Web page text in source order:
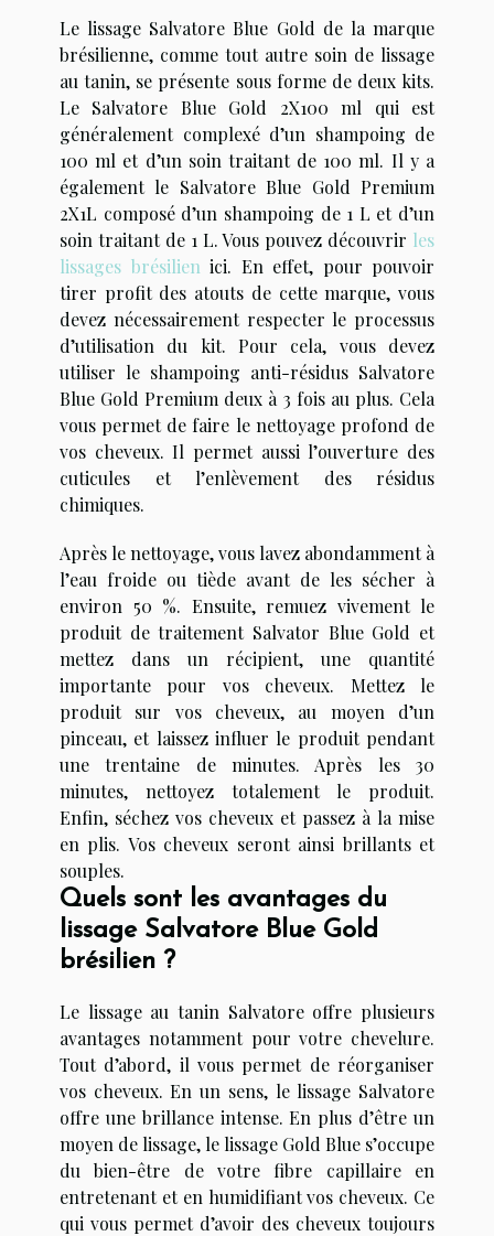
Le lissage Salvatore Blue Gold de la marque
brésilienne, comme tout autre soin de lissage
au tanin, se présente sous forme de deux kits.
Le Salvatore Blue Gold 2X100 ml qui est
généralement complexé d’un shampoing de
100 ml et d’un soin traitant de 100 ml. Il y a
également le Salvatore Blue Gold Premium
2X1L composé d’un shampoing de 1 L et d’un
soin traitant de 1 L. Vous pouvez découvrir les
lissages brésilien ici. En effet, pour pouvoir
tirer profit des atouts de cette marque, vous
devez nécessairement respecter le processus
d’utilisation du kit. Pour cela, vous devez
utiliser le shampoing anti-résidus Salvatore
Blue Gold Premium deux à 3 fois au plus. Cela
vous permet de faire le nettoyage profond de
vos cheveux. Il permet aussi l’ouverture des
cuticules et l’enlèvement des résidus
chimiques.
Après le nettoyage, vous lavez abondamment à
l’eau froide ou tiède avant de les sécher à
environ 50 %. Ensuite, remuez vivement le
produit de traitement Salvator Blue Gold et
mettez dans un récipient, une quantité
importante pour vos cheveux. Mettez le
produit sur vos cheveux, au moyen d’un
pinceau, et laissez influer le produit pendant
une trentaine de minutes. Après les 30
minutes, nettoyez totalement le produit.
Enfin, séchez vos cheveux et passez à la mise
en plis. Vos cheveux seront ainsi brillants et
souples.
Quels sont les avantages du
lissage Salvatore Blue Gold
brésilien ?
Le lissage au tanin Salvatore offre plusieurs
avantages notamment pour votre chevelure.
Tout d’abord, il vous permet de réorganiser
vos cheveux. En un sens, le lissage Salvatore
offre une brillance intense. En plus d’être un
moyen de lissage, le lissage Gold Blue s’occupe
du bien-être de votre fibre capillaire en
entretenant et en humidifiant vos cheveux. Ce
qui vous permet d’avoir des cheveux toujours